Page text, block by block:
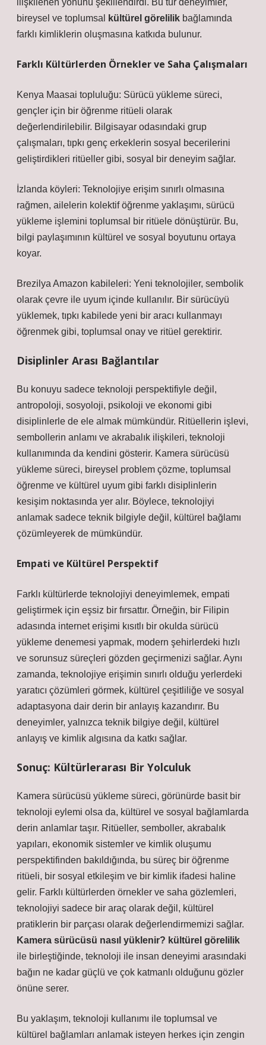
ilişkilenen yönünü şekillendirdi. Bu tür deneyimler,
bireysel ve toplumsal
kültürel görelilik bağlamında
farklı kimliklerin oluşmasına katkıda bulunur.
Farklı Kültürlerden Örnekler ve Saha Çalışmaları
Kenya Maasai topluluğu: Sürücü yükleme süreci,
gençler için bir öğrenme ritüeli olarak
değerlendirilebilir. Bilgisayar odasındaki grup
çalışmaları, tıpkı genç erkeklerin sosyal becerilerini
geliştirdikleri ritüeller gibi, sosyal bir deneyim sağlar.
İzlanda köyleri: Teknolojiye erişim sınırlı olmasına
rağmen, ailelerin kolektif öğrenme yaklaşımı, sürücü
yükleme işlemini toplumsal bir ritüele dönüştürür. Bu,
bilgi paylaşımının kültürel ve sosyal boyutunu ortaya
koyar.
Brezilya Amazon kabileleri: Yeni teknolojiler, sembolik
olarak çevre ile uyum içinde kullanılır. Bir sürücüyü
yüklemek, tıpkı kabilede yeni bir aracı kullanmayı
öğrenmek gibi, toplumsal onay ve ritüel gerektirir.
Disiplinler Arası Bağlantılar
Bu konuyu sadece teknoloji perspektifiyle değil,
antropoloji, sosyoloji, psikoloji ve ekonomi gibi
disiplinlerle de ele almak mümkündür. Ritüellerin işlevi,
sembollerin anlamı ve akrabalık ilişkileri, teknoloji
kullanımında da kendini gösterir. Kamera sürücüsü
yükleme süreci, bireysel problem çözme, toplumsal
öğrenme ve kültürel uyum gibi farklı disiplinlerin
kesişim noktasında yer alır. Böylece, teknolojiyi
anlamak sadece teknik bilgiyle değil, kültürel bağlamı
çözümleyerek de mümkündür.
Empati ve Kültürel Perspektif
Farklı kültürlerde teknolojiyi deneyimlemek, empati
geliştirmek için eşsiz bir fırsattır. Örneğin, bir Filipin
adasında internet erişimi kısıtlı bir okulda sürücü
yükleme denemesi yapmak, modern şehirlerdeki hızlı
ve sorunsuz süreçleri gözden geçirmenizi sağlar. Aynı
zamanda, teknolojiye erişimin sınırlı olduğu yerlerdeki
yaratıcı çözümleri görmek, kültürel çeşitliliğe ve sosyal
adaptasyona dair derin bir anlayış kazandırır. Bu
deneyimler, yalnızca teknik bilgiye değil, kültürel
anlayış ve kimlik algısına da katkı sağlar.
Sonuç: Kültürlerarası Bir Yolculuk
Kamera sürücüsü yükleme süreci, görünürde basit bir
teknoloji eylemi olsa da, kültürel ve sosyal bağlamlarda
derin anlamlar taşır. Ritüeller, semboller, akrabalık
yapıları, ekonomik sistemler ve kimlik oluşumu
perspektifinden bakıldığında, bu süreç bir öğrenme
ritüeli, bir sosyal etkileşim ve bir kimlik ifadesi haline
gelir. Farklı kültürlerden örnekler ve saha gözlemleri,
teknolojiyi sadece bir araç olarak değil, kültürel
pratiklerin bir parçası olarak değerlendirmemizi sağlar.
Kamera sürücüsü nasıl yüklenir? kültürel görelilik
ile birleştiğinde, teknoloji ile insan deneyimi arasındaki
bağın ne kadar güçlü ve çok katmanlı olduğunu gözler
önüne serer.
Bu yaklaşım, teknoloji kullanımı ile toplumsal ve
kültürel bağlamları anlamak isteyen herkes için zengin